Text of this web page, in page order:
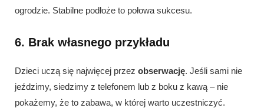
ogrodzie. Stabilne podłoże to połowa sukcesu.
6. Brak własnego przykładu
Dzieci uczą się najwięcej przez obserwację. Jeśli sami nie
jeździmy, siedzimy z telefonem lub z boku z kawą – nie
pokażemy, że to zabawa, w której warto uczestniczyć.